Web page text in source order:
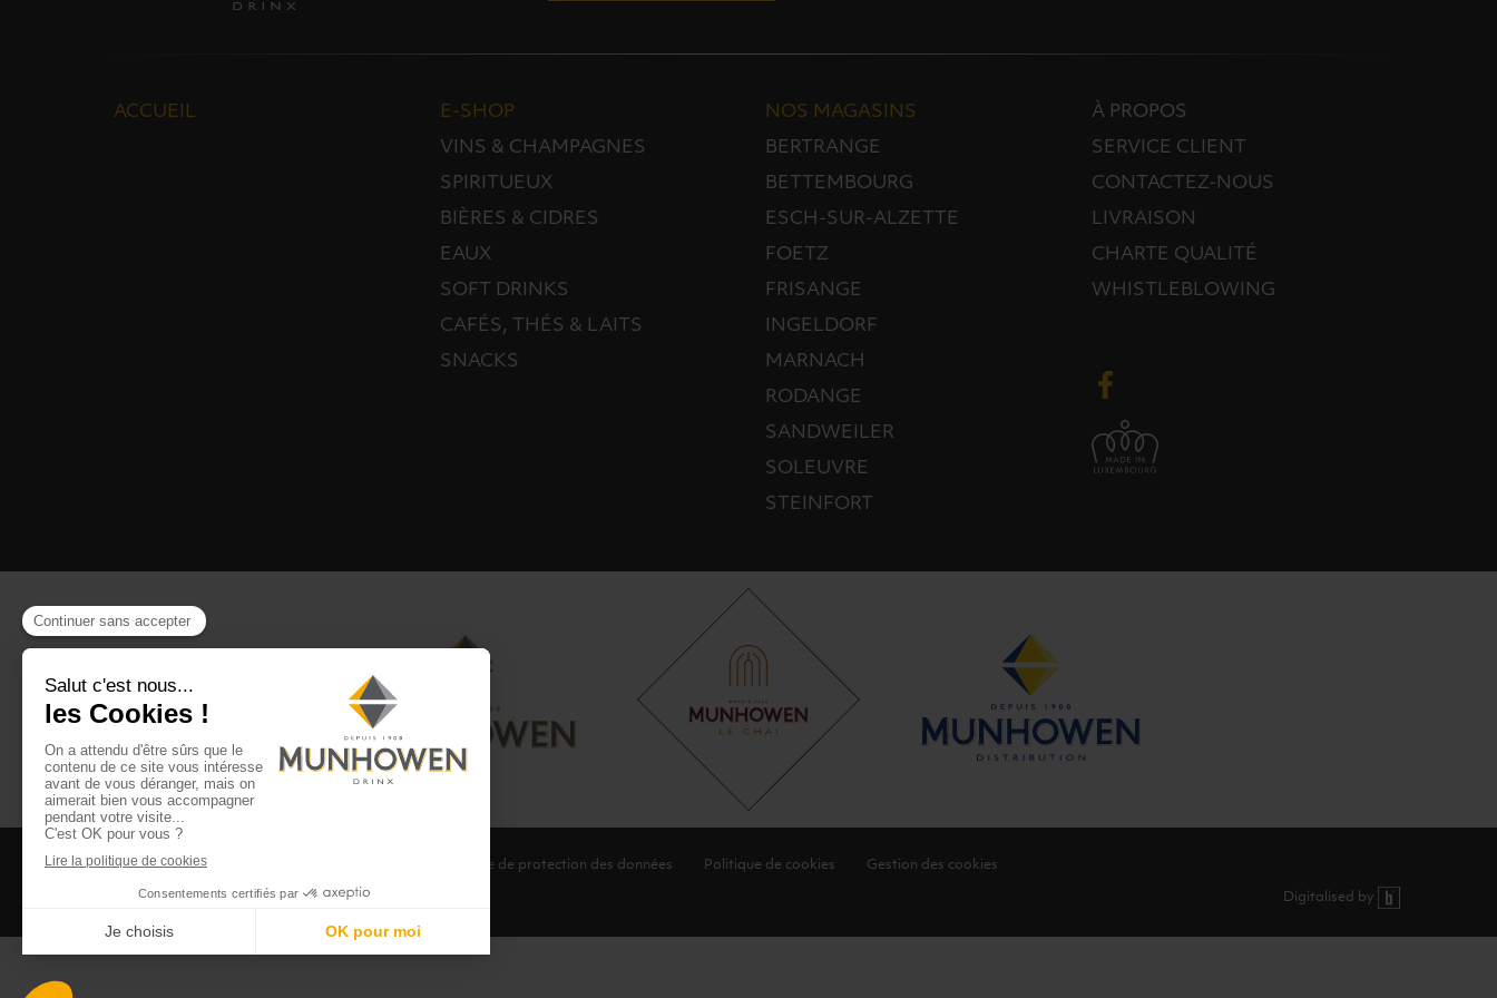
ACCUEIL
E-SHOP
VINS & CHAMPAGNES
SPIRITUEUX
BIÈRES & CIDRES
EAUX
SOFT DRINKS
CAFÉS, THÉS & LAITS
SNACKS
NOS MAGASINS
BERTRANGE
BETTEMBOURG
ESCH-SUR-ALZETTE
FOETZ
FRISANGE
INGELDORF
MARNACH
RODANGE
SANDWEILER
SOLEUVRE
STEINFORT
À PROPOS
SERVICE CLIENT
CONTACTEZ-NOUS
LIVRAISON
CHARTE QUALITÉ
WHISTLEBLOWING
CGV CGU Club Drinx Politique de protection des données Politique de cookies Gestion des cookies
©2026 Munhowen Drinx / Tous droits réservés Digitalised by